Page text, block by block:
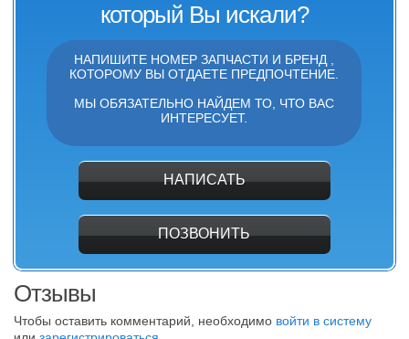
который Вы искали?
НАПИШИТЕ НОМЕР ЗАПЧАСТИ И БРЕНД ,
КОТОРОМУ ВЫ ОТДАЕТЕ ПРЕДПОЧТЕНИЕ.
МЫ ОБЯЗАТЕЛЬНО НАЙДЕМ ТО, ЧТО ВАС
ИНТЕРЕСУЕТ.
НАПИСАТЬ
ПОЗВОНИТЬ
Отзывы
Чтобы оставить комментарий, необходимо войти в систему